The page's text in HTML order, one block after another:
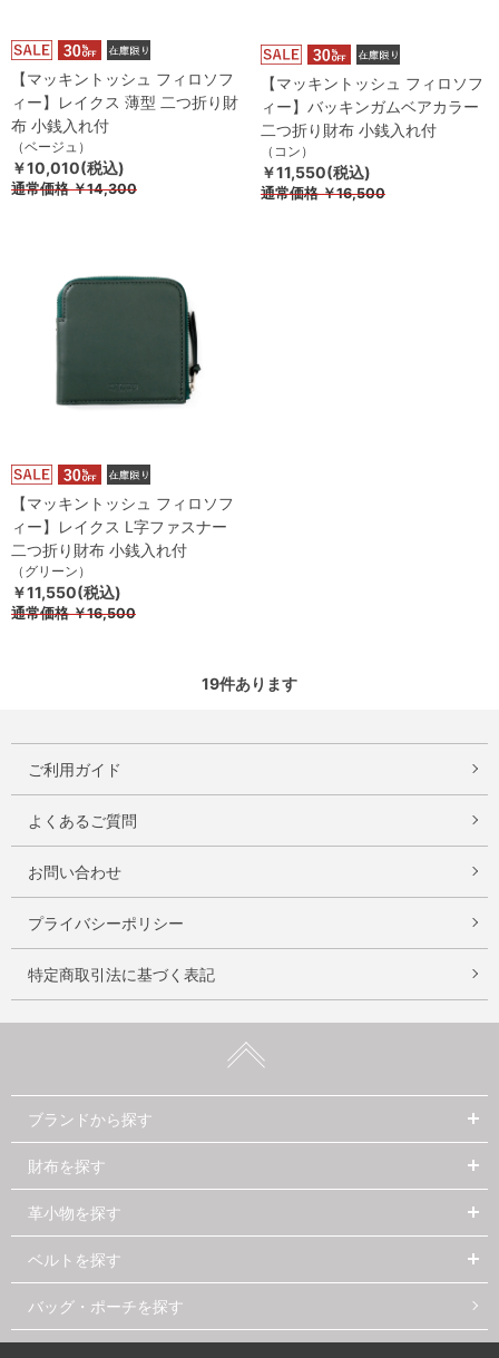
【マッキントッシュ フィロソフ
ィー】レイクス 薄型 二つ折り財
布 小銭入れ付
（ベージュ）
￥10,010(税込)
通常価格￥14,300
【マッキントッシュ フィロソフ
ィー】バッキンガムベアカラー
二つ折り財布 小銭入れ付
（コン）
￥11,550(税込)
通常価格￥16,500
【マッキントッシュ フィロソフ
ィー】レイクス L字ファスナー
二つ折り財布 小銭入れ付
（グリーン）
￥11,550(税込)
通常価格￥16,500
19件あります
ご利用ガイド
よくあるご質問
お問い合わせ
プライバシーポリシー
特定商取引法に基づく表記
ブランドから探す
財布を探す
革小物を探す
ベルトを探す
バッグ・ポーチを探す